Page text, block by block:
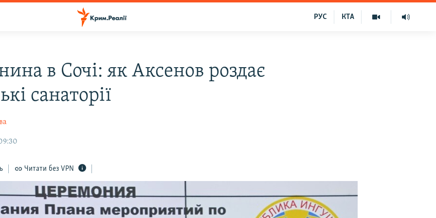
КТА
РУС
в Сочі: як Аксенов роздає
санаторії
Читати без VPN